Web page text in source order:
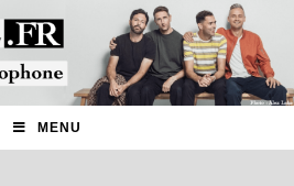
MENU